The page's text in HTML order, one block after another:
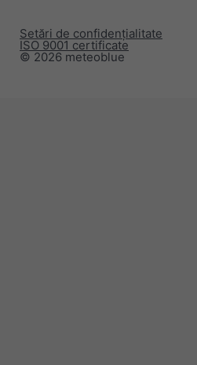
© 2026 meteoblue
ISO 9001 certificate
Setări de confidențialitate